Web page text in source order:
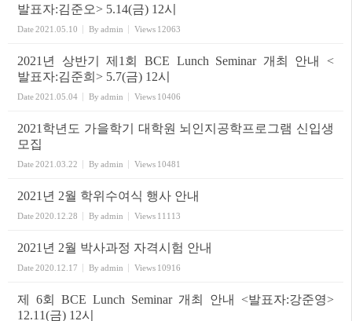
발표자:김준오> 5.14(금) 12시
Date2021.05.10 By admin Views 12063
2021년 상반기 제1회 BCE Lunch Seminar 개최 안내 <
발표자:김준희> 5.7(금) 12시
Date2021.05.04 By admin Views 10406
2021학년도 가을학기 대학원 뇌인지공학프로그램 신입생
모집
Date2021.03.22 By admin Views 10481
2021년 2월 학위수여식 행사 안내
Date2020.12.28 By admin Views 11113
2021년 2월 박사과정 자격시험 안내
Date2020.12.17 By admin Views 10916
제 6회 BCE Lunch Seminar 개최 안내 <발표자:강준영>
12.11(금) 12시